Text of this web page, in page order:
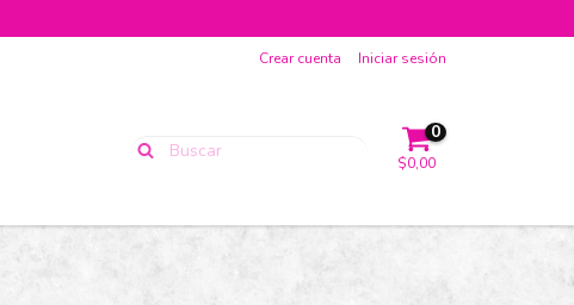
Crear cuenta Iniciar sesión
0
$0,00